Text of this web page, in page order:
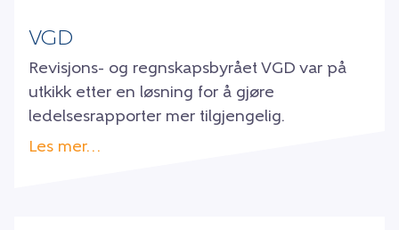
VGD
Revisjons- og regnskapsbyrået VGD var på
utkikk etter en løsning for å gjøre
ledelsesrapporter mer tilgjengelig.
Les mer…